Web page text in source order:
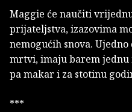
Maggie će naučiti
prijateljstva, izazovima
nemogućih snova.
mrtvi, imaju barem
pa makar i za stotinu
***